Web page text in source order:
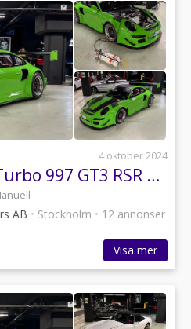
4 oktober 2024
Porsche 911 996 Turbo 997 GT3 RSR Twin turbo
AB • Stockholm • 12 annonser
Visa mer